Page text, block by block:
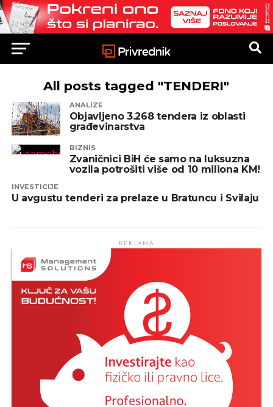
All posts tagged "TENDERI"
ANALIZE
Objavljeno 3.268 tendera iz oblasti
građevinarstva
BIZNIS
Zvaničnici BiH će samo na luksuzna
vozila potrošiti više od 10 miliona KM!
INVESTICIJE
U avgustu tenderi za prelaze u Bratuncu i Svilaju
REKLAMA